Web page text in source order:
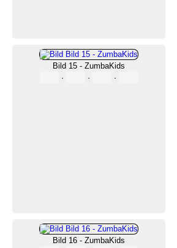
Bild 15 - ZumbaKids
·
· ·
Bild 16 - ZumbaKids